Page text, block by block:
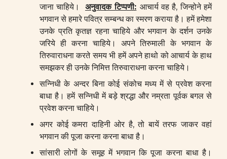
जाना चाहिये। अनुवादक टिप्पणी: आचार्य वह है, जिन्होने हमें
भगवान से हमारे पवित्र सम्बन्ध का स्मरण कराया है। हमें हमेशा
उनके प्रति कृतज्ञ रहना चाहिये और भगवान के दर्शन उनके
जरिये ही करना चाहिये। अपने तिरुमाली के भगवान के
तिरुवाराधना करते समय भी हमें अपने हाथो को आचार्य के हाथ
समझकर ही उनके निमित्त तिरुवाराधना करना चाहिये।
सन्निधी के अन्दर बिना कोई संकोच मध्य में से प्रवेश करना
बाधा है। हमें सन्निधी में बड़े श्रद्धा और नम्रता पूर्वक बगल से
प्रवेश करना चाहिये।
अगर कोई कमरा दाहिनी ओर है, तो बायें तरफ जाकर वहां
भगवान की पूजा करना करना बाधा है।
सांसारी लोगों के समूह में भगवान कि पूजा करना बाधा है।